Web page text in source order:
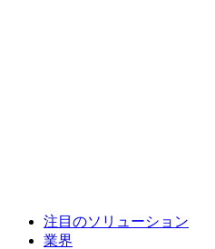
注目のソリューション
業界